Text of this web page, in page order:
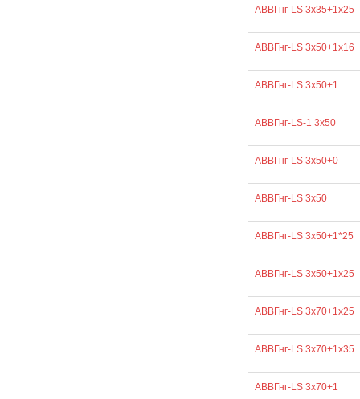
АВВГнг-LS 3х35+1х25
АВВГнг-LS 3х50+1х16
АВВГнг-LS 3х50+1
АВВГнг-LS-1 3х50
АВВГнг-LS 3х50+0
АВВГнг-LS 3х50
АВВГнг-LS 3х50+1*25
АВВГнг-LS 3х50+1х25
АВВГнг-LS 3х70+1х25
АВВГнг-LS 3х70+1х35
АВВГнг-LS 3х70+1